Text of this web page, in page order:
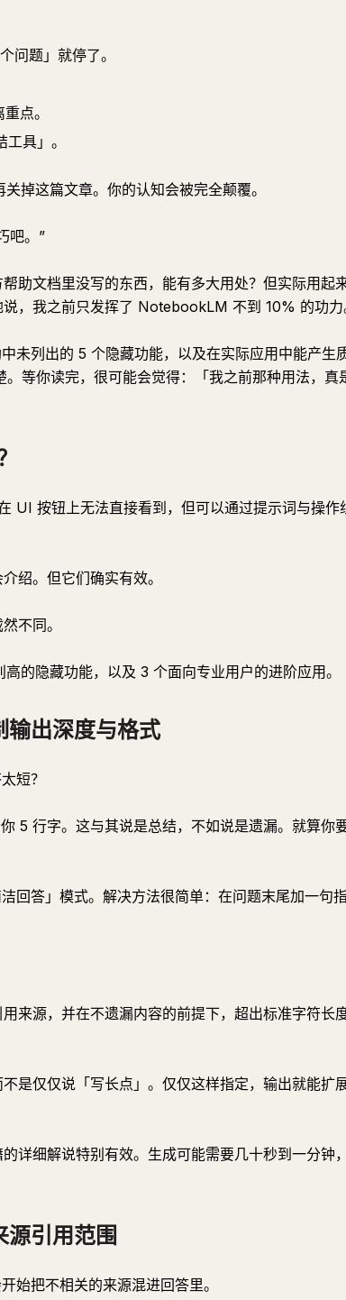
问题」就停了。
点。
具」。
掉这篇文章。你的认知会被完全颠覆。
吧。”
助文档里没写的东西，能有多大用处？但实际用起
，我之前只发挥了 NotebookLM 不到 10% 的功力
未列出的 5 个隐藏功能，以及在实际应用中能产生
等你读完，很可能会觉得：「我之前那种用法，真
UI 按钮上无法直接看到，但可以通过提示词与操作
绍。但它们确实有效。
不同。
的隐藏功能，以及 3 个面向专业用户的进阶应用。
出深度与格式
短？
5 行字。这与其说是总结，不如说是遗漏。就算你
回答」模式。解决方法很简单：在问题末尾加一句
用来源，并在不遗漏内容的前提下，超出标准字符长
是仅仅说「写长点」。仅仅这样指定，输出就能扩
详细解说特别有效。生成可能需要几十秒到一分钟
引用范围
始把不相关的来源混进回答里。